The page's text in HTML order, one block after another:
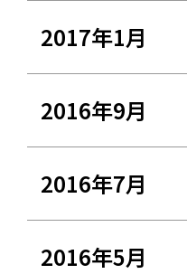
2017年1月
2016年9月
2016年7月
2016年5月